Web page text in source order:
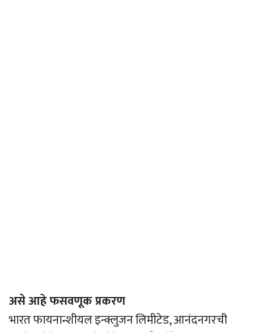
असे आहे फसवणूक प्रकरण
भारत फायनान्शीयल इन्क्लुजन लिमीटेड, आनंदनगरची